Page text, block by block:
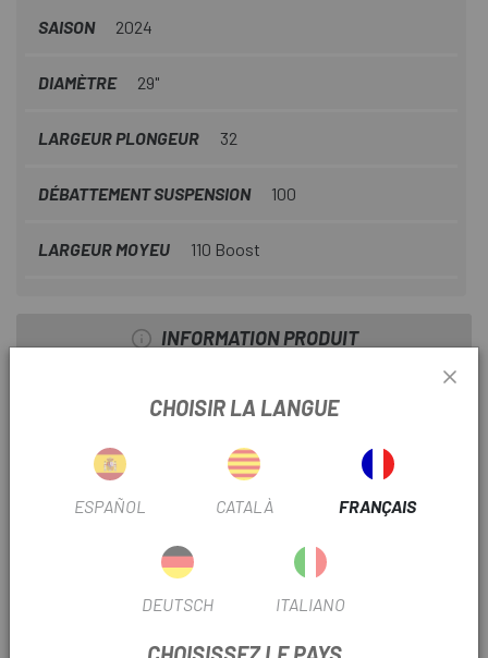
SAISON 2024
DIAMÈTRE 29"
LARGEUR PLONGEUR 32
DÉBATTEMENT SUSPENSION 100
LARGEUR MOYEU 110 Boost
INFORMATION PRODUIT
durabilité. Cet amortisseur 3P dispose de trois positions
de compression : Ouvert, Pédale, ou un blocage solide.
Lube réduit la friction et améliore les performances de la
fourche à chaque utilisation.
CHOISIR LA LANGUE
ESPAÑOL CATALÀ FRANÇAIS
DEUTSCH ITALIANO